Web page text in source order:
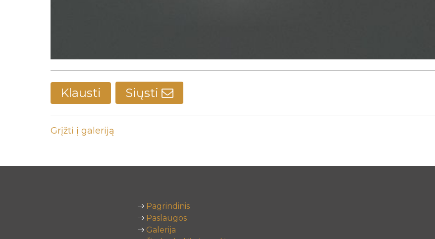
Klausti Siųsti
Grįžti į galeriją
Pagrindinis
Paslaugos
Galerija